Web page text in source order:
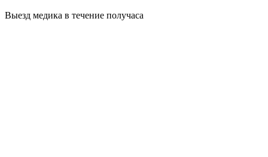
Выезд медика в течение получаса